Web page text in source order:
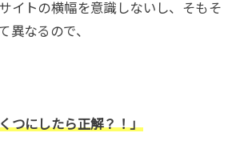
イトの横幅を意識しないし、そもそ
異なるので、
つにしたら正解？！」